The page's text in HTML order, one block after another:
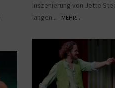
Inszenierung von Jette
langen...
MEHR...